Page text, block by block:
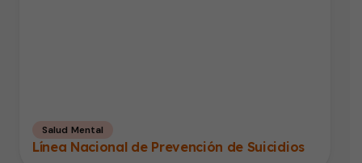
Salud Mental
Línea Nacional de Prevención de Suicidios